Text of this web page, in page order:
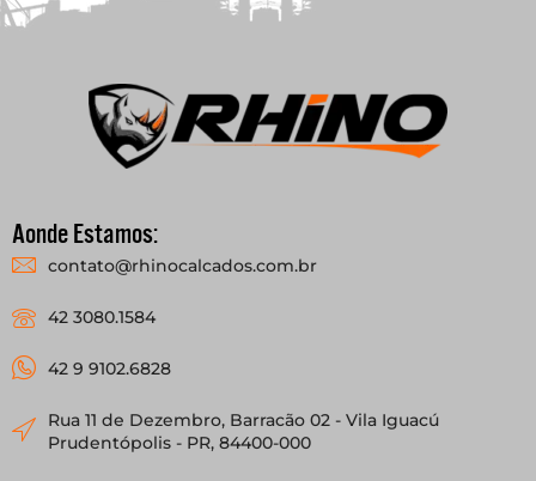
Aonde Estamos:
contato@rhinocalcados.com.br
42 3080.1584
42 9 9102.6828
Rua 11 de Dezembro, Barracão 02 - Vila Iguacú
Prudentópolis - PR, 84400-000